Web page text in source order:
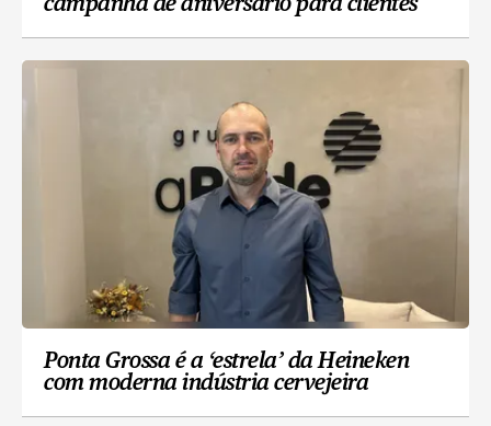
campanha de aniversário para clientes
Ponta Grossa é a ‘estrela’ da Heineken
com moderna indústria cervejeira